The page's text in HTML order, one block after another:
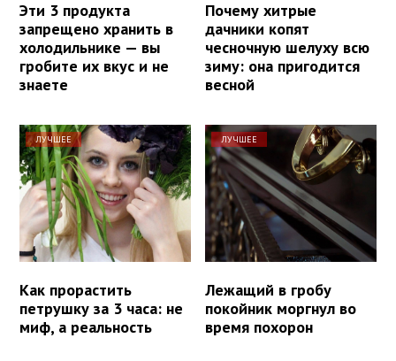
Эти 3 продукта
запрещено хранить в
холодильнике — вы
гробите их вкус и не
знаете
Почему хитрые
дачники копят
чесночную шелуху всю
зиму: она пригодится
весной
ЛУЧШЕЕ
Как прорастить
петрушку за 3 часа: не
миф, а реальность
ЛУЧШЕЕ
Лежащий в гробу
покойник моргнул во
время похорон